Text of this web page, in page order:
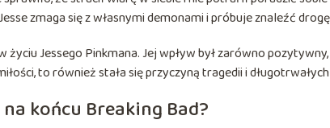
zmaga się z własnymi demonami i próbuje znaleźć
życiu Jessego Pinkmana. Jej wpływ był zarówno
to również stała się przyczyną tragedii i
na końcu Breaking Bad?